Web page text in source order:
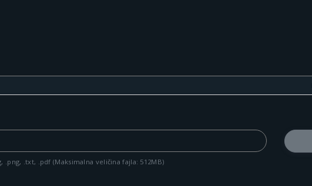
.txt, .pdf (Maksimalna veličina fajla: 512MB)